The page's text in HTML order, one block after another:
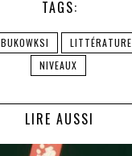
TAGS:
BUKOWKSI LITTÉRATURE
NIVEAUX
LIRE AUSSI